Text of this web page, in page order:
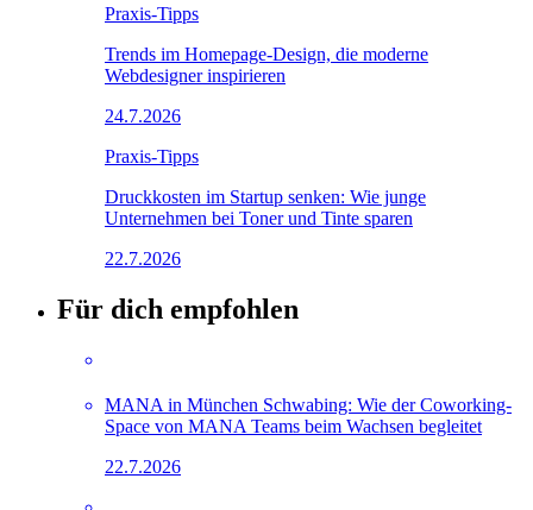
Praxis-Tipps
Trends im Homepage-Design, die moderne
Webdesigner inspirieren
24.7.2026
Praxis-Tipps
Druckkosten im Startup senken: Wie junge
Unternehmen bei Toner und Tinte sparen
22.7.2026
Für dich empfohlen
MANA in München Schwabing: Wie der Coworking-
Space von MANA Teams beim Wachsen begleitet
22.7.2026